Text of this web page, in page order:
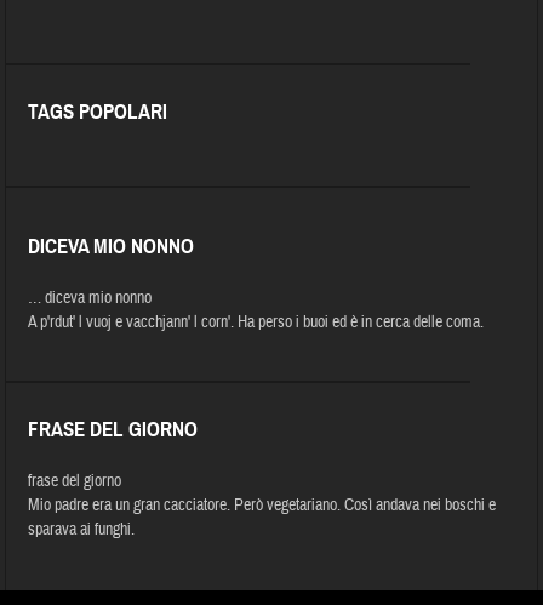
TAGS POPOLARI
DICEVA MIO NONNO
… diceva mio nonno
A p'rdut' l vuoj e vacchjann' l corn'. Ha perso i buoi ed è in cerca delle coma.
FRASE DEL GIORNO
frase del giorno
Mio padre era un gran cacciatore. Però vegetariano. Così andava nei boschi e
sparava ai funghi.